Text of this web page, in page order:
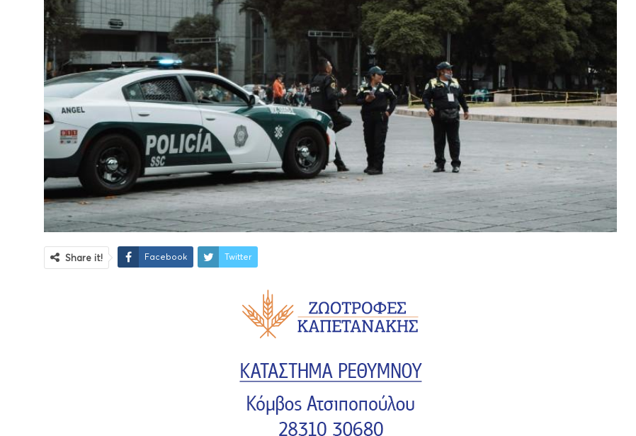
Share it! Facebook Twitter